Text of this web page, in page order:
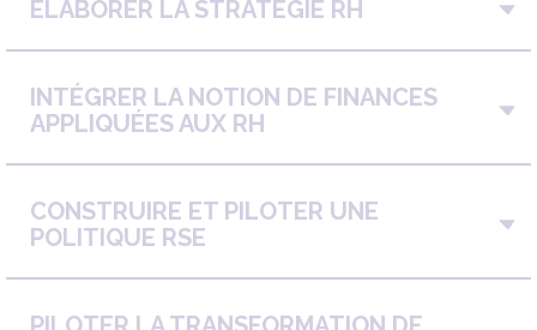
ÉLABORER LA STRATÉGIE RH
INTÉGRER LA NOTION DE FINANCES
APPLIQUÉES AUX RH
CONSTRUIRE ET PILOTER UNE
POLITIQUE RSE